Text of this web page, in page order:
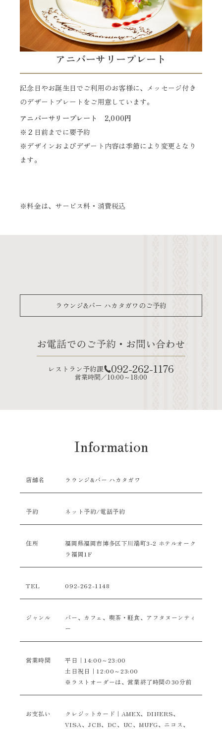
アニバーサリープレート
記念日やお誕生日でご利用のお客様に、メッセージ付き
のデザートプレートをご用意しています。
アニバーサリープレート 2,000円
※２日前までに要予約
※デザインおよびデザート内容は季節により変更となり
ます。
※料金は、サービス料・消費税込
ラウンジ&バー ハカタガワのご予約
お電話でのご予約・お問い合わせ
レストラン予約課 092-262-1176
営業時間／10:00～18:00
Information
店舗名 ラウンジ&バー ハカタガワ
予約 ネット予約/電話予約
住所
福岡県福岡市博多区下川端町3-2 ホテルオーク
ラ福岡1F
TEL 092-262-1148
ジャンル
バー、カフェ、喫茶・軽食、アフタヌーンティ
ー
営業時間
平日｜14:00～23:00
土日祝日｜12:00～23:00
※ラストオーダーは、営業終了時間の30分前
お支払い
クレジットカード｜AMEX、DINERS、
VISA、JCB、DC、UC、MUFG、ニコス、